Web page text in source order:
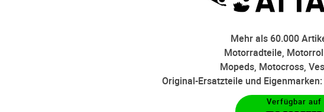
Mehr als 60.000
Motorradteile,
Mopeds, Motocross,
Original-Ersatzteile und
Verfügbar auf